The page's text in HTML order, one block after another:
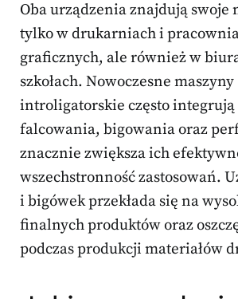
Oba urządzenia znajdują swoje
tylko w drukarniach i
graficznych, ale również w
szkołach. Nowoczesne maszyny
introligatorskie często
falcowania, bigowania oraz
znacznie zwiększa ich
wszechstronność zastosowań.
i bigówek przekłada się na
finalnych produktów oraz
podczas produkcji materiałów